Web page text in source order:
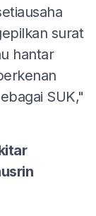
surat
hantar
SUK,"